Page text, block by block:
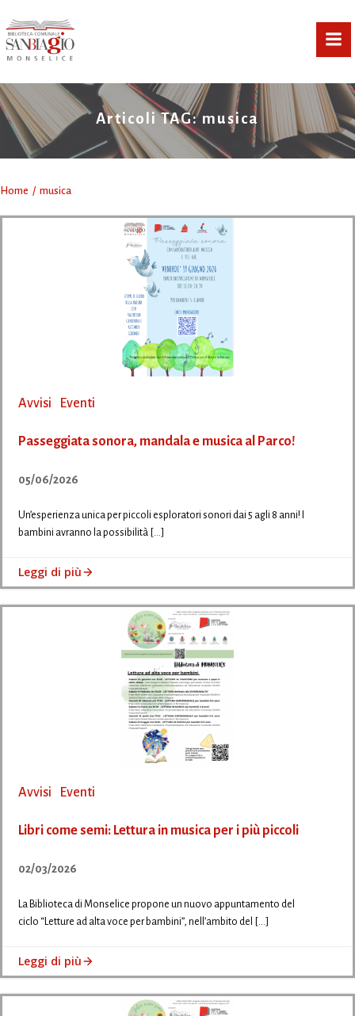
Articoli TAG: musica
Home musica
Avvisi Eventi
Passeggiata sonora, mandala e musica al Parco!
05/06/2026
Un’esperienza unica per piccoli esploratori sonori dai 5 agli 8 anni! I
bambini avranno la possibilità […]
Leggi di più
Avvisi Eventi
Libri come semi: Lettura in musica per i più piccoli
02/03/2026
La Biblioteca di Monselice propone un nuovo appuntamento del
ciclo “Letture ad alta voce per bambini”, nell’ambito del […]
Leggi di più